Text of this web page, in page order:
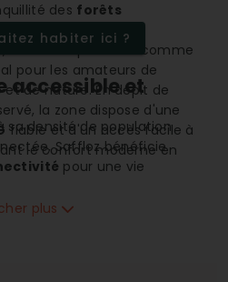
des forêts
Avec son
climat
Saffloz se présente comme
pour les amateurs de
et de nature. En dépit de
la zone dispose d'une
fiable et d'un accès facile à
le confort moderne en
habiter ici ?
accessible et
sa densité de population
Saffloz bénéficie
pour une vie
avec le monde
plus